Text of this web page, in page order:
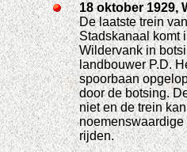
18 oktober 1929,
De laatste trein
Stadskanaal komt
Wildervank in
landbouwer P.D.
spoorbaan
door de botsing.
niet en de trein
rijden.